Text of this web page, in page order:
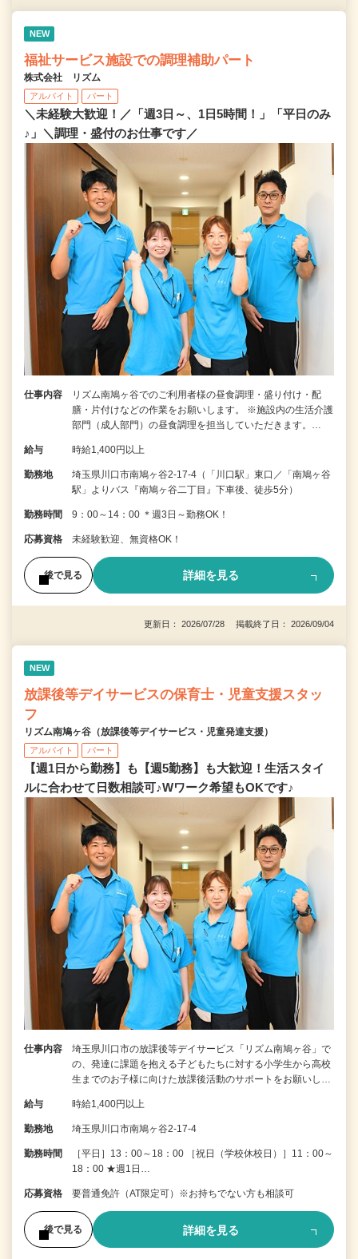
NEW
福祉サービス施設での調理補助パート
株式会社 リズム
アルバイト パート
＼未経験大歓迎！／「週3日～、1日5時間！」「平日のみ
♪」＼調理・盛付のお仕事です／
仕事内容
リズム南鳩ヶ谷でのご利用者様の昼食調理・盛り付け・配
膳・片付けなどの作業をお願いします。 ※施設内の生活介護
部門（成人部門）の昼食調理を担当していただきます。…
給与 時給1,400円以上
勤務地
埼玉県川口市南鳩ヶ谷2-17-4（「川口駅」東口／「南鳩ヶ谷
駅」よりバス『南鳩ヶ谷二丁目』下車後、徒歩5分）
勤務時間 9：00～14：00 ＊週3日～勤務OK！
応募資格 未経験歓迎、無資格OK！
後で見る 詳細を見る
更新日： 2026/07/28 掲載終了日： 2026/09/04
NEW
放課後等デイサービスの保育士・児童支援スタッ
フ
リズム南鳩ヶ谷（放課後等デイサービス・児童発達支援）
アルバイト パート
【週1日から勤務】も【週5勤務】も大歓迎！生活スタイ
ルに合わせて日数相談可♪Wワーク希望もOKです♪
仕事内容
埼玉県川口市の放課後等デイサービス「リズム南鳩ヶ谷」で
の、発達に課題を抱える子どもたちに対する小学生から高校
生までのお子様に向けた放課後活動のサポートをお願いし…
給与 時給1,400円以上
勤務地 埼玉県川口市南鳩ヶ谷2-17-4
勤務時間
［平日］13：00～18：00 ［祝日（学校休校日）］11：00～
18：00 ★週1日…
応募資格 要普通免許（AT限定可）※お持ちでない方も相談可
後で見る 詳細を見る